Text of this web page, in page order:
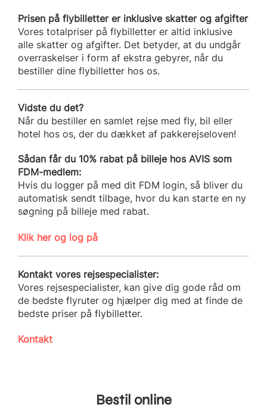
Prisen på flybilletter er inklusive skatter og afgifter
Vores totalpriser på flybilletter er altid inklusive
alle skatter og afgifter. Det betyder, at du undgår
overraskelser i form af ekstra gebyrer, når du
bestiller dine flybilletter hos os.
Vidste du det?
Når du bestiller en samlet rejse med fly, bil eller
hotel hos os, der du dækket af pakkerejseloven!
Sådan får du 10% rabat på billeje hos AVIS som
FDM-medlem:
Hvis du logger på med dit FDM login, så bliver du
automatisk sendt tilbage, hvor du kan starte en ny
søgning på billeje med rabat.
Klik her og log på
Kontakt vores rejsespecialister:
Vores rejsespecialister, kan give dig gode råd om
de bedste flyruter og hjælper dig med at finde de
bedste priser på flybilletter.
Kontakt
Bestil online